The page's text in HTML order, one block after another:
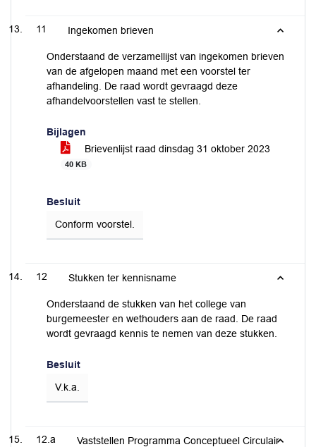
11 Ingekomen brieven
Onderstaand de verzamellijst van ingekomen brieven
van de afgelopen maand met een voorstel ter
afhandeling. De raad wordt gevraagd deze
afhandelvoorstellen vast te stellen.
Bijlagen
Brievenlijst raad dinsdag 31 oktober 2023
40 KB
Besluit
Conform voorstel.
12 Stukken ter kennisname
Onderstaand de stukken van het college van
burgemeester en wethouders aan de raad. De raad
wordt gevraagd kennis te nemen van deze stukken.
Besluit
V.k.a.
12.a
Vaststellen Programma Conceptueel Circulair